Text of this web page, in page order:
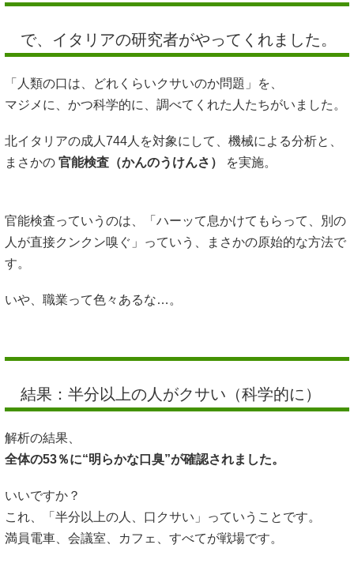
で、イタリアの研究者がやってくれました。
「人類の口は、どれくらいクサいのか問題」を、
マジメに、かつ科学的に、調べてくれた人たちがいました。
北イタリアの成人744人を対象にして、機械による分析と、
まさかの 官能検査（かんのうけんさ） を実施。
官能検査っていうのは、「ハーッて息かけてもらって、別の
人が直接クンクン嗅ぐ」っていう、まさかの原始的な方法で
す。
いや、職業って色々あるな…。
結果：半分以上の人がクサい（科学的に）
解析の結果、
全体の53％に“明らかな口臭”が確認されました。
いいですか？
これ、「半分以上の人、口クサい」っていうことです。
満員電車、会議室、カフェ、すべてが戦場です。